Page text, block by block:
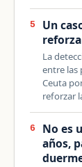
5
Un
La
entre las
Ceuta
reforzar
6
No es
años,